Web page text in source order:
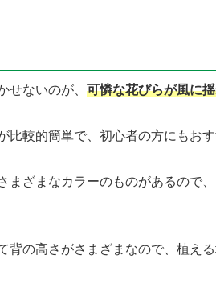
せないのが、 可憐な花びらが風に
比較的簡単で、初心者の方にもおす
まざまなカラーのものがあるので
背の高さがさまざまなので、植え